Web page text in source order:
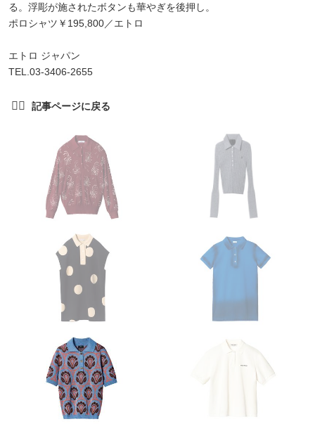
る。浮彫が施されたボタンも華やぎを後押し。
ポロシャツ￥195,800／エトロ
エトロ ジャパン
TEL.03-3406-2655